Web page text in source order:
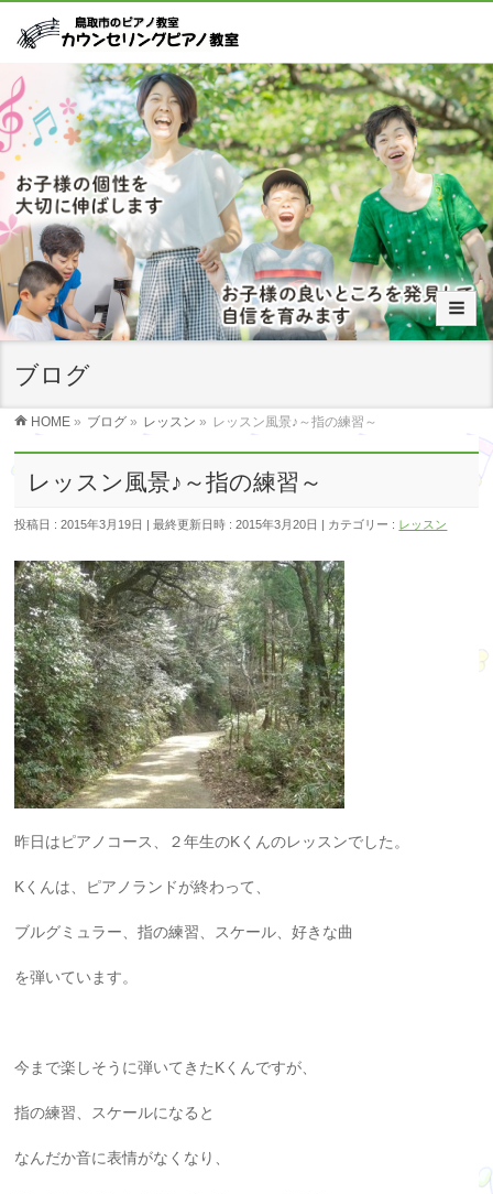
ブログ
HOME » ブログ » レッスン » レッスン風景♪～指の練習～
レッスン風景♪～指の練習～
投稿日 : 2015年3月19日 最終更新日時 : 2015年3月20日 カテゴリー : レッスン
昨日はピアノコース、２年生のKくんのレッスンでした。
Kくんは、ピアノランドが終わって、
ブルグミュラー、指の練習、スケール、好きな曲
を弾いています。
今まで楽しそうに弾いてきたKくんですが、
指の練習、スケールになると
なんだか音に表情がなくなり、